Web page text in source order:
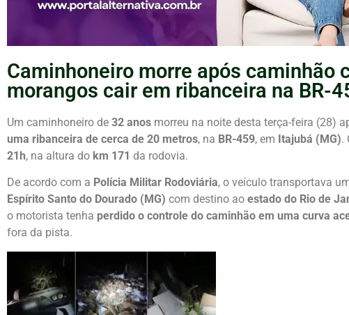
Caminhoneiro morre após caminhão
morangos cair em ribanceira na BR-
Um caminhoneiro de 32 anos morreu na noite desta terça-feira (28)
uma ribanceira de cerca de 20 metros, na BR-459, em Itajubá (MG).
21h, na altura do km 171 da rodovia.
De acordo com a Polícia Militar Rodoviária, o veículo transportava
Espírito Santo do Dourado (MG) com destino ao estado do Rio de
o motorista tenha perdido o controle do caminhão em uma curva
fora da pista.